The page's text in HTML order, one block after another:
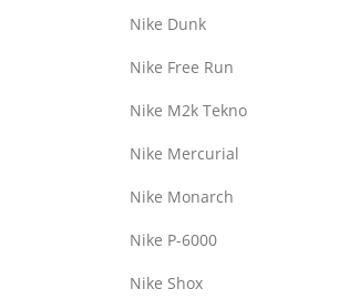
Nike Dunk
Nike Free Run
Nike M2k Tekno
Nike Mercurial
Nike Monarch
Nike P-6000
Nike Shox